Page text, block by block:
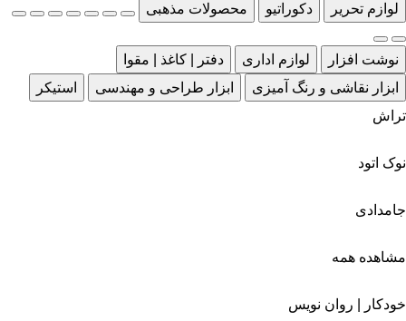
لوازم تحریر
دکوراتیو محصولات مذهبی
نوشت افزار لوازم اداری
دفتر | کاغذ | مقوا
ابزار نقاشی و رنگ آمیزی
ابزار طراحی و مهندسی
استیکر
تراش
نوک اتود
جامدادی
مشاهده همه
خودکار | روان نویس